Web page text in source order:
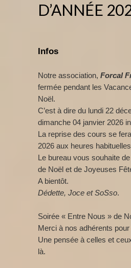
D’ANNÉE
Infos
Notre association, Forcal
fermée pendant les
Noël.
C’est à dire du lundi 22
dimanche 04 janvier 2026
La reprise des cours se
2026 aux heures
Le bureau vous souhaite
de Noël et de Joyeuses
A bientôt.
Dédette, Joce et SoSso.
Soirée « Entre Nous » de
Merci à nos adhérents
Une pensée à celles et
là.